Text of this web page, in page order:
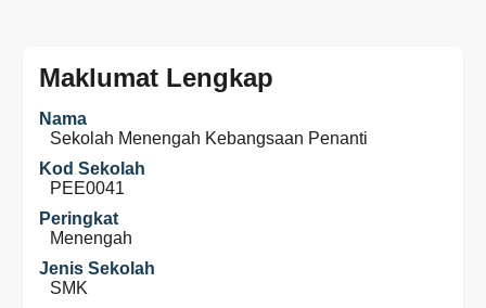
Maklumat Lengkap
Nama
Sekolah Menengah Kebangsaan Penanti
Kod Sekolah
PEE0041
Peringkat
Menengah
Jenis Sekolah
SMK